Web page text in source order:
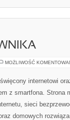
MOŻLIWOŚĆ
internetowi
z smartfona. Strona
sieci
domowych